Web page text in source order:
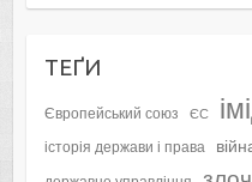
ТЕҐИ
Європейський союз ЄС
історія держави і права